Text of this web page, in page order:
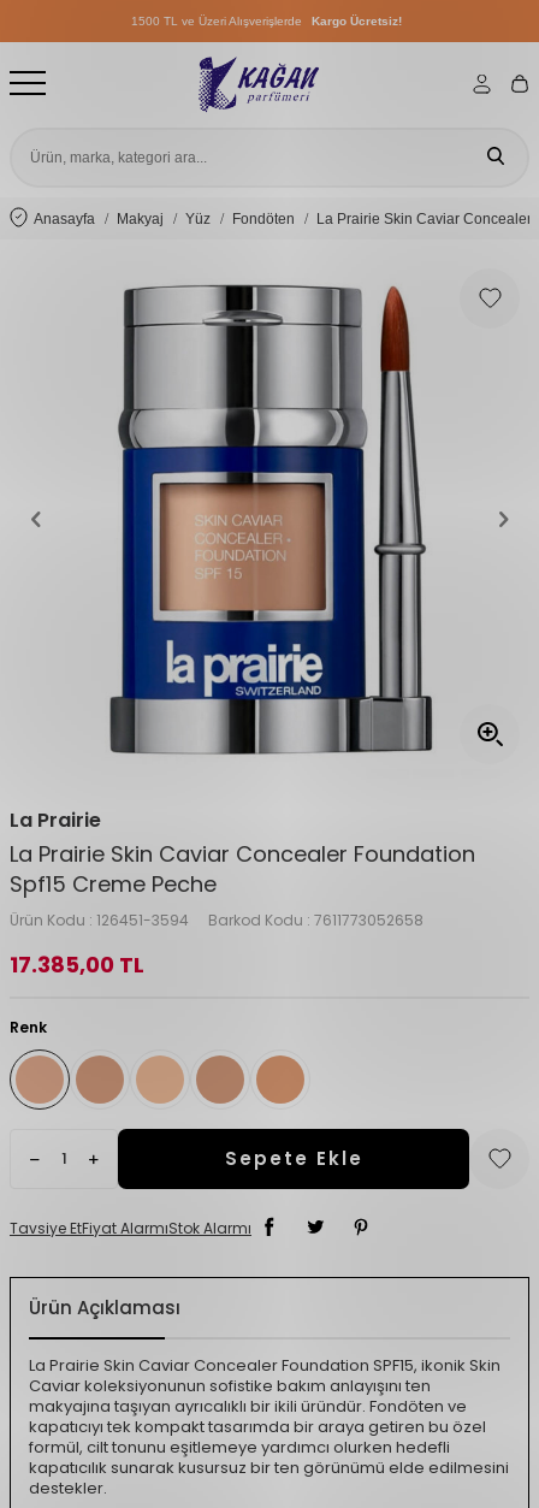
1500 TL ve Üzeri Alışverişlerde Kargo Ücretsiz!
1500 TL ve Üzeri Alışverişlerde
1500 TL ve Üzeri Alışverişlerde
Anasayfa Makyaj Yüz Fondöten La Prairie Skin Caviar Concealer
La Prairie
La Prairie Skin Caviar Concealer Foundation
Spf15 Creme Peche
Ürün Kodu : 126451-3594 Barkod Kodu : 7611773052658
17.385,00 TL
Renk
Sepete Ekle
Tavsiye EtFiyat AlarmıStok Alarmı
Ürün Açıklaması
La Prairie Skin Caviar Concealer Foundation SPF15, ikonik Skin
Caviar koleksiyonunun sofistike bakım anlayışını ten
makyajına taşıyan ayrıcalıklı bir ikili üründür. Fondöten ve
kapatıcıyı tek kompakt tasarımda bir araya getiren bu özel
formül, cilt tonunu eşitlemeye yardımcı olurken hedefli
kapatıcılık sunarak kusursuz bir ten görünümü elde edilmesini
destekler.